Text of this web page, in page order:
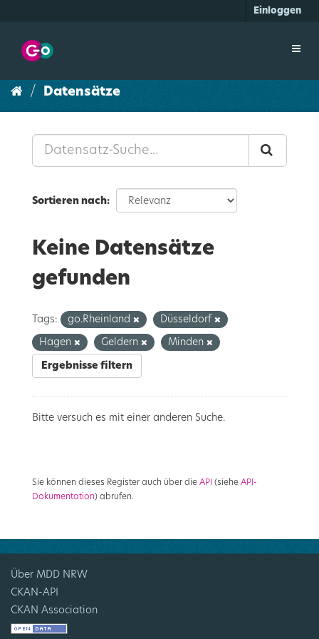
Einloggen
Datensätze
Sortieren nach
Keine Datensätze
gefunden
Tags: go.Rheinland Düsseldorf
Hagen Geldern Minden
Ergebnisse filtern
Bitte versuch es mit einer anderen Suche.
Sie können dieses Register auch über die API (siehe API-
Dokumentation) abrufen.
Über MDD NRW
CKAN-API
CKAN Association